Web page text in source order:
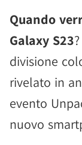
Quando
Galaxy S23
divisione
rivelato in
evento
nuovo